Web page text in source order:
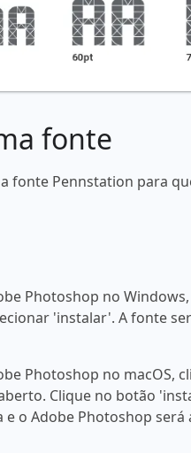
fonte
fonte Pennstation para
Photoshop no
'instalar'. A fonte
Photoshop no macOS,
Clique no botão
o Adobe Photoshop